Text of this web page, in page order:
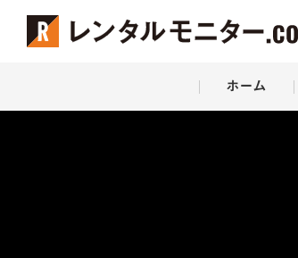
ホーム